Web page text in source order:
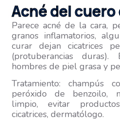
Acné del
Parece acné de la cara,
granos inflamatorios,
curar dejan cicatrices
(protuberancias
hombres de piel grasa y
Tratamiento: champús
peróxido de benzoilo,
limpio, evitar
cicatrices, dermatólogo.